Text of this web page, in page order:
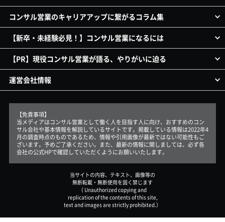
コンサル営業のキャリアアップに繋がるコラム集
【新卒・未経験必見！】コンサル営業になるには
【PR】現役コンサル営業が語る、やりがいに迫る
運営会社情報
【免責事項】
当メディアはコンサル営業として働く人を目指す人に向け、おすすめのコン
サル会社や基本情報を解説しているサイトです。掲載している情報は2022年4
月の調査時点のものであるため、情報や引用画像が最新ではない可能性もご
ざいます。予めご了承ください。また、最新の情報に関しましては、必ず各
会社の公式HPで確認していただくようにお願いいたします。
当サイトの内容、テキスト、画像等の
無断転載・無断使用を固く禁じます
（ Unauthorized copying and
replication of the contents of this site,
text and images are strictly prohibited.）